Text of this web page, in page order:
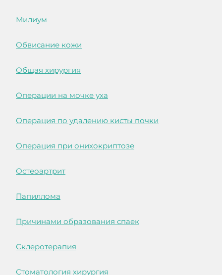
Милиум
Обвисание кожи
Общая хирургия
Операции на мочке уха
Операция по удалению кисты почки
Операция при онихокриптозе
Остеоартрит
Папиллома
Причинами образования спаек
Склеротерапия
Стоматология хирургия